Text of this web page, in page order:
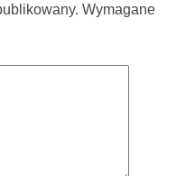
Wymagane